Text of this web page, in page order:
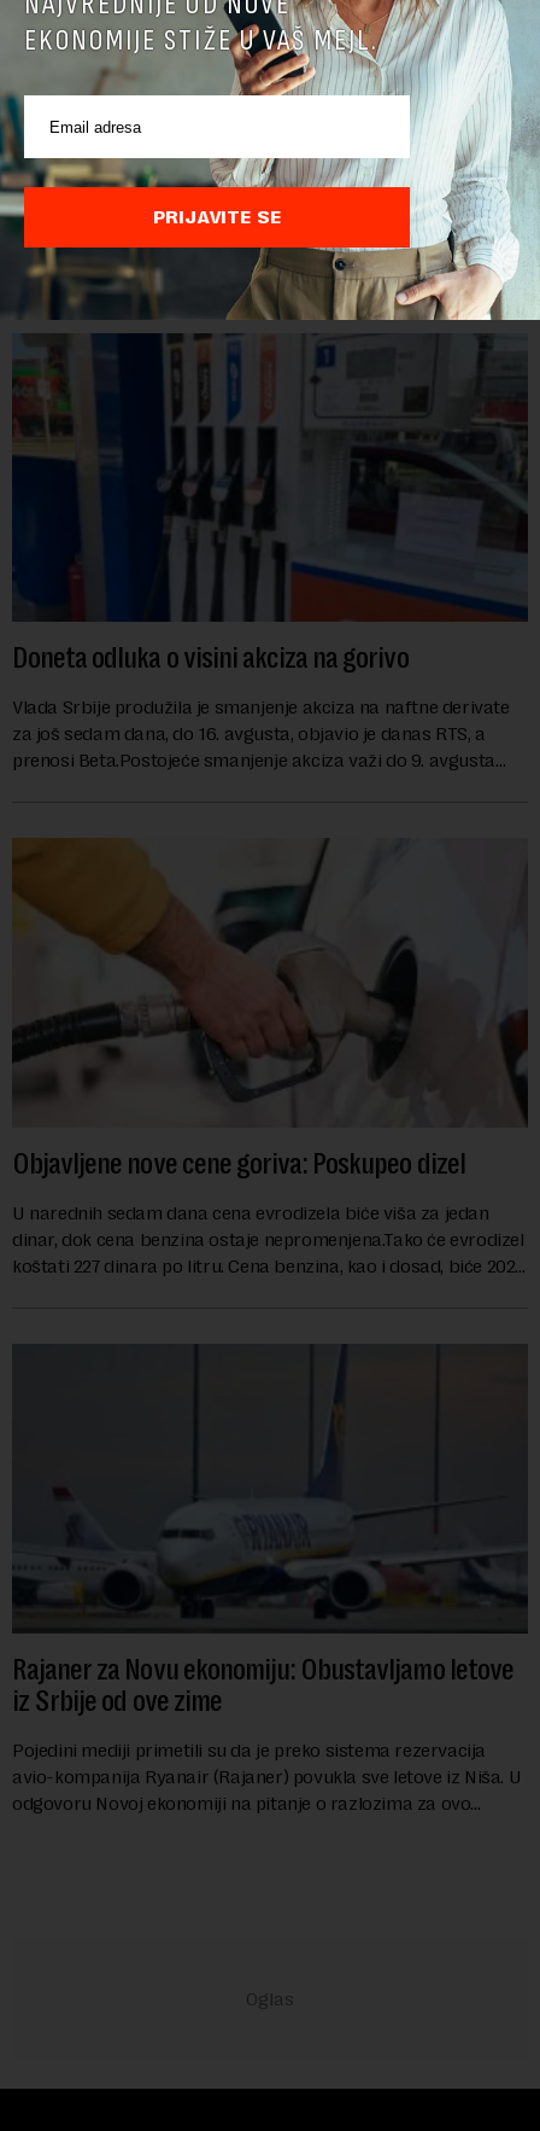
Direktoru Telekoma Srbija zabranjen ulaz na
Kosovo: Vladimira Lučića Priština proglasila
personom non grata
Ministarstvo unutrašnjih poslova Kosova proglasilo je
direktora Telekoma Srbije Vladimira Lučića nepoželjnom
osobom i trajno mu zabranilo ulazak, tranzit i boravak na
Kosovu, navodeći kao razlog njegove javn...
Doneta odluka o visini akciza na gorivo
Vlada Srbije produžila je smanjenje akciza na naftne derivate
za još sedam dana, do 16. avgusta, objavio je danas RTS, a
prenosi Beta.Postojeće smanjenje akciza važi do 9. avgusta
Objavljene nove cene goriva: Poskupeo dizel
U narednih sedam dana cena evrodizela biće viša za jedan
dinar, dok cena benzina ostaje nepromenjena.Tako će evrodizel
koštati 227 dinara po litru. Cena benzina, kao i dosad, biće 202
Rajaner za Novu ekonomiju: Obustavljamo letove
iz Srbije od ove zime
Pojedini mediji primetili su da je preko sistema rezervacija
avio-kompanija Ryanair (Rajaner) povukla sve letove iz Niša. U
odgovoru Novoj ekonomiji na pitanje o razlozima za ovo
EKONOMIJE STIŽE U VAŠ MEJL.
PRIJAVITE SE